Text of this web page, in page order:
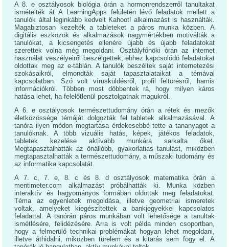
A 8. e osztályosok biológia órán a hormonrendszerről tanultakat
ismételték át A LearningApps felületén lévő feladatok mellett a
tanulók által leginkább kedvelt Kahoot! alkalmazást is használták.
Magabiztosan kezelték a tableteket a páros munka közben. A
digitális eszközök és alkalmazások nagymértékben motiválták a
tanulókat, a kicsengetés ellenére újabb és újabb feladatokat
szerettek volna még megoldani. Osztályfőnöki órán az internet
használat veszélyeiről beszélgettek, ehhez kapcsolódó feladatokat
oldottak meg az e-táblán. A tanulók beszéltek saját internetezési
szokásaikról, elmondták saját tapasztalataikat a témával
kapcsolatban. Szó volt vírusküldésről, profil feltörésről, hamis
információkról. Többen most döbbentek rá, hogy milyen káros
hatása lehet, ha felelőtlenül posztolgatnak magukról.
A 6. e osztályosok természettudomány órán a rétek és mezők
életközössége témáját dolgozták fel tabletek alkalmazásával. A
tanóra ilyen módon megtartása érdekesebbé tette a tananyagot a
tanulóknak. A több vizuális hatás, képek, játékos feladatok,
tabletek kezelése aktívabb munkára sarkalta őket.
Megtapasztalhatták az önállóbb, gyakorlatias tanulást, miközben
megtapasztalhatták a természettudomány, a műszaki tudomány és
az informatika kapcsolatát.
A 7. c, 7. e, 8. c és 8. d osztályosok matematika órán a
mentimeter.com alkalmazást próbálhatták ki. Munka közben
interaktív és hagyományos formában oldottak meg feladatokat.
Téma az egyenletek megoldása, illetve geometriai ismeretek
voltak, amelyeket kiegészítettek a bankjegyekkel kapcsolatos
feladattal. A tanórán páros munkában volt lehetősége a tanultak
ismétlésére, felidézésére. Arra is volt példa minden csoportban,
hogy a felmerülő technikai problémákat hogyan lehet megoldani,
illetve áthidalni, miközben türelem és a kitarás sem fogy el. A